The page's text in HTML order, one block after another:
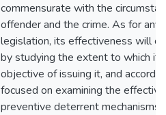
commensurate with the
offender and the crime. As for
legislation, its effectiveness will
by studying the extent to which it
objective of issuing it, and
focused on examining the
preventive deterrent mechanisms